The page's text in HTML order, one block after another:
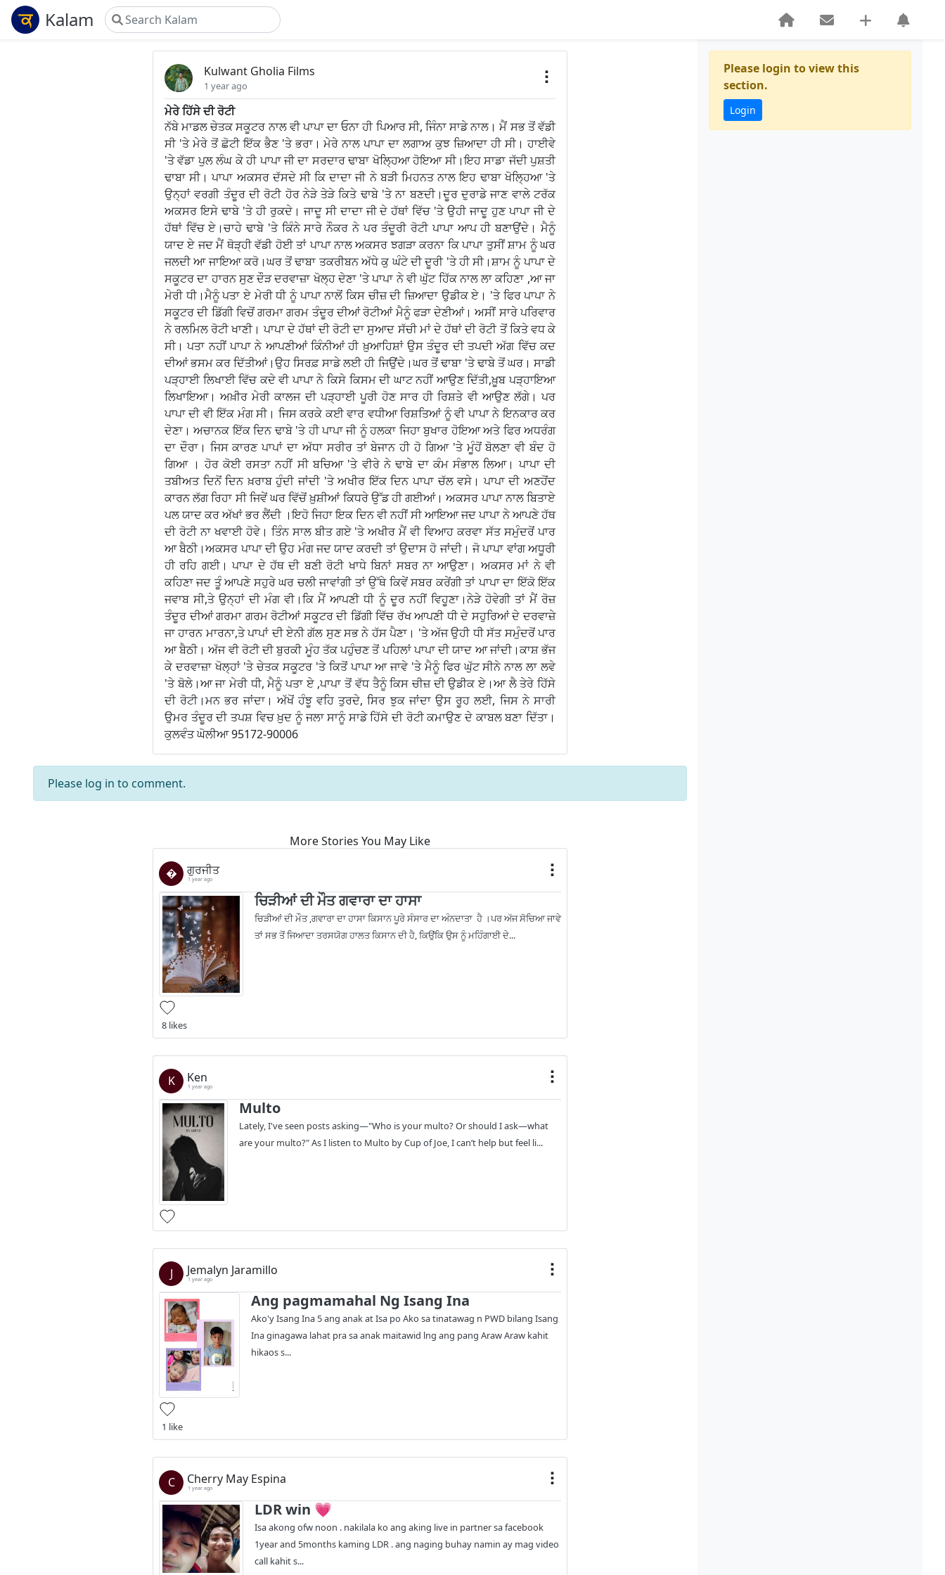
Kalam
Kulwant Gholia Films
1 year ago
ਮੇਰੇ ਹਿੱਸੇ ਦੀ ਰੋਟੀ
ਨੱਬੇ ਮਾਡਲ ਚੇਤਕ ਸਕੂਟਰ ਨਾਲ ਵੀ ਪਾਪਾ ਦਾ ਓਨਾ ਹੀ ਪਿਆਰ ਸੀ, ਜਿੰਨਾ ਸਾਡੇ ਨਾਲ। ਮੈਂ ਸਭ ਤੋਂ ਵੱਡੀ
ਸੀ 'ਤੇ ਮੇਰੇ ਤੋਂ ਛੋਟੀ ਇੱਕ ਭੈਣ 'ਤੇ ਭਰਾ। ਮੇਰੇ ਨਾਲ ਪਾਪਾ ਦਾ ਲਗਾਅ ਕੁਝ ਜ਼ਿਆਦਾ ਹੀ ਸੀ। ਹਾਈਵੇ
'ਤੇ ਵੱਡਾ ਪੁਲ ਲੰਘ ਕੇ ਹੀ ਪਾਪਾ ਜੀ ਦਾ ਸਰਦਾਰ ਢਾਬਾ ਖੋਲ੍ਹਿਆ ਹੋਇਆ ਸੀ।ਇਹ ਸਾਡਾ ਜੱਦੀ ਪੁਸ਼ਤੀ
ਢਾਬਾ ਸੀ। ਪਾਪਾ ਅਕਸਰ ਦੱਸਦੇ ਸੀ ਕਿ ਦਾਦਾ ਜੀ ਨੇ ਬੜੀ ਮਿਹਨਤ ਨਾਲ ਇਹ ਢਾਬਾ ਖੋਲ੍ਹਿਆ 'ਤੇ
ਉਨ੍ਹਾਂ ਵਰਗੀ ਤੰਦੂਰ ਦੀ ਰੋਟੀ ਹੋਰ ਨੇੜੇ ਤੇੜੇ ਕਿਤੇ ਢਾਬੇ 'ਤੇ ਨਾ ਬਣਦੀ।ਦੂਰ ਦੁਰਾਡੇ ਜਾਣ ਵਾਲੇ ਟਰੱਕ
ਅਕਸਰ ਇਸੇ ਢਾਬੇ 'ਤੇ ਹੀ ਰੁਕਦੇ। ਜਾਦੂ ਸੀ ਦਾਦਾ ਜੀ ਦੇ ਹੱਥਾਂ ਵਿੱਚ 'ਤੇ ਉਹੀ ਜਾਦੂ ਹੁਣ ਪਾਪਾ ਜੀ ਦੇ
ਹੱਥਾਂ ਵਿੱਚ ਏ।ਚਾਹੇ ਢਾਬੇ 'ਤੇ ਕਿੰਨੇ ਸਾਰੇ ਨੌਕਰ ਨੇ ਪਰ ਤੰਦੂਰੀ ਰੋਟੀ ਪਾਪਾ ਆਪ ਹੀ ਬਣਾਉਂਦੇ। ਮੈਨੂੰ
ਯਾਦ ਏ ਜਦ ਮੈਂ ਥੋੜ੍ਹੀ ਵੱਡੀ ਹੋਈ ਤਾਂ ਪਾਪਾ ਨਾਲ ਅਕਸਰ ਝਗੜਾ ਕਰਨਾ ਕਿ ਪਾਪਾ ਤੁਸੀਂ ਸ਼ਾਮ ਨੂੰ ਘਰ
ਜਲਦੀ ਆ ਜਾਇਆ ਕਰੋ।ਘਰ ਤੋਂ ਢਾਬਾ ਤਕਰੀਬਨ ਅੱਧੇ ਕੁ ਘੰਟੇ ਦੀ ਦੂਰੀ 'ਤੇ ਹੀ ਸੀ।ਸ਼ਾਮ ਨੂੰ ਪਾਪਾ ਦੇ
ਸਕੂਟਰ ਦਾ ਹਾਰਨ ਸੁਣ ਦੌੜ ਦਰਵਾਜ਼ਾ ਖੋਲ੍ਹ ਦੇਣਾ 'ਤੇ ਪਾਪਾ ਨੇ ਵੀ ਘੁੱਟ ਹਿੱਕ ਨਾਲ ਲਾ ਕਹਿਣਾ ,ਆ ਜਾ
ਮੇਰੀ ਧੀ।ਮੈਨੂੰ ਪਤਾ ਏ ਮੇਰੀ ਧੀ ਨੂੰ ਪਾਪਾ ਨਾਲੋਂ ਕਿਸ ਚੀਜ਼ ਦੀ ਜ਼ਿਆਦਾ ਉਡੀਕ ਏ। 'ਤੇ ਫਿਰ ਪਾਪਾ ਨੇ
ਸਕੂਟਰ ਦੀ ਡਿੱਗੀ ਵਿਚੋਂ ਗਰਮਾ ਗਰਮ ਤੰਦੂਰ ਦੀਆਂ ਰੋਟੀਆਂ ਮੈਨੂੰ ਫੜਾ ਦੇਣੀਆਂ। ਅਸੀਂ ਸਾਰੇ ਪਰਿਵਾਰ
ਨੇ ਰਲਮਿਲ ਰੋਟੀ ਖਾਣੀ। ਪਾਪਾ ਦੇ ਹੱਥਾਂ ਦੀ ਰੋਟੀ ਦਾ ਸੁਆਦ ਸੱਚੀ ਮਾਂ ਦੇ ਹੱਥਾਂ ਦੀ ਰੋਟੀ ਤੋਂ ਕਿਤੇ ਵਧ ਕੇ
ਸੀ। ਪਤਾ ਨਹੀਂ ਪਾਪਾ ਨੇ ਆਪਣੀਆਂ ਕਿੰਨੀਆਂ ਹੀ ਖ਼ੁਆਹਿਸ਼ਾਂ ਉਸ ਤੰਦੂਰ ਦੀ ਤਪਦੀ ਅੱਗ ਵਿੱਚ ਕਦ
ਦੀਆਂ ਭਸਮ ਕਰ ਦਿੱਤੀਆਂ।ਉਹ ਸਿਰਫ਼ ਸਾਡੇ ਲਈ ਹੀ ਜਿਉਂਦੇ।ਘਰ ਤੋਂ ਢਾਬਾ 'ਤੇ ਢਾਬੇ ਤੋਂ ਘਰ। ਸਾਡੀ
ਪੜ੍ਹਾਈ ਲਿਖਾਈ ਵਿੱਚ ਕਦੇ ਵੀ ਪਾਪਾ ਨੇ ਕਿਸੇ ਕਿਸਮ ਦੀ ਘਾਟ ਨਹੀਂ ਆਉਣ ਦਿੱਤੀ,ਖ਼ੂਬ ਪੜ੍ਹਾਇਆ
ਲਿਖਾਇਆ। ਅਖ਼ੀਰ ਮੇਰੀ ਕਾਲਜ ਦੀ ਪੜ੍ਹਾਈ ਪੂਰੀ ਹੋਣ ਸਾਰ ਹੀ ਰਿਸ਼ਤੇ ਵੀ ਆਉਣ ਲੱਗੇ। ਪਰ
ਪਾਪਾ ਦੀ ਵੀ ਇੱਕ ਮੰਗ ਸੀ। ਜਿਸ ਕਰਕੇ ਕਈ ਵਾਰ ਵਧੀਆ ਰਿਸ਼ਤਿਆਂ ਨੂੰ ਵੀ ਪਾਪਾ ਨੇ ਇਨਕਾਰ ਕਰ
ਦੇਣਾ। ਅਚਾਨਕ ਇੱਕ ਦਿਨ ਢਾਬੇ 'ਤੇ ਹੀ ਪਾਪਾ ਜੀ ਨੂੰ ਹਲਕਾ ਜਿਹਾ ਬੁਖਾਰ ਹੋਇਆ ਅਤੇ ਫਿਰ ਅਧਰੰਗ
ਦਾ ਦੌਰਾ। ਜਿਸ ਕਾਰਣ ਪਾਪਾਂ ਦਾ ਅੱਧਾ ਸਰੀਰ ਤਾਂ ਬੇਜਾਨ ਹੀ ਹੋ ਗਿਆ 'ਤੇ ਮੂੰਹੋਂ ਬੋਲਣਾ ਵੀ ਬੰਦ ਹੋ
ਗਿਆ । ਹੋਰ ਕੋਈ ਰਸਤਾ ਨਹੀਂ ਸੀ ਬਚਿਆ 'ਤੇ ਵੀਰੇ ਨੇ ਢਾਬੇ ਦਾ ਕੰਮ ਸੰਭਾਲ ਲਿਆ। ਪਾਪਾ ਦੀ
ਤਬੀਅਤ ਦਿਨੋਂ ਦਿਨ ਖ਼ਰਾਬ ਹੁੰਦੀ ਜਾਂਦੀ 'ਤੇ ਅਖੀਰ ਇੱਕ ਦਿਨ ਪਾਪਾ ਚੱਲ ਵਸੇ। ਪਾਪਾ ਦੀ ਅਣਹੋਂਦ
ਕਾਰਨ ਲੱਗ ਰਿਹਾ ਸੀ ਜਿਵੇਂ ਘਰ ਵਿੱਚੋਂ ਖ਼ੁਸ਼ੀਆਂ ਕਿਧਰੇ ਉੱਡ ਹੀ ਗਈਆਂ। ਅਕਸਰ ਪਾਪਾ ਨਾਲ ਬਿਤਾਏ
ਪਲ ਯਾਦ ਕਰ ਅੱਖਾਂ ਭਰ ਲੈਂਦੀ ।ਇਹੋ ਜਿਹਾ ਇਕ ਦਿਨ ਵੀ ਨਹੀਂ ਸੀ ਆਇਆ ਜਦ ਪਾਪਾ ਨੇ ਆਪਣੇ ਹੱਥ
ਦੀ ਰੋਟੀ ਨਾ ਖਵਾਈ ਹੋਵੇ। ਤਿੰਨ ਸਾਲ ਬੀਤ ਗਏ 'ਤੇ ਅਖੀਰ ਮੈਂ ਵੀ ਵਿਆਹ ਕਰਵਾ ਸੱਤ ਸਮੁੰਦਰੋਂ ਪਾਰ
ਆ ਬੈਠੀ।ਅਕਸਰ ਪਾਪਾ ਦੀ ਉਹ ਮੰਗ ਜਦ ਯਾਦ ਕਰਦੀ ਤਾਂ ਉਦਾਸ ਹੋ ਜਾਂਦੀ। ਜੋ ਪਾਪਾ ਵਾਂਗ ਅਧੂਰੀ
ਹੀ ਰਹਿ ਗਈ। ਪਾਪਾ ਦੇ ਹੱਥ ਦੀ ਬਣੀ ਰੋਟੀ ਖਾਧੇ ਬਿਨਾਂ ਸਬਰ ਨਾ ਆਉਣਾ। ਅਕਸਰ ਮਾਂ ਨੇ ਵੀ
ਕਹਿਣਾ ਜਦ ਤੂੰ ਆਪਣੇ ਸਹੁਰੇ ਘਰ ਚਲੀ ਜਾਵਾਂਗੀ ਤਾਂ ਉੱਥੇ ਕਿਵੇਂ ਸਬਰ ਕਰੇਂਗੀ ਤਾਂ ਪਾਪਾ ਦਾ ਇੱਕੋ ਇੱਕ
ਜਵਾਬ ਸੀ,ਤੇ ਉਨ੍ਹਾਂ ਦੀ ਮੰਗ ਵੀ।ਕਿ ਮੈਂ ਆਪਣੀ ਧੀ ਨੂੰ ਦੂਰ ਨਹੀਂ ਵਿਹੂਣਾ।ਨੇੜੇ ਹੋਵੇਗੀ ਤਾਂ ਮੈਂ ਰੋਜ਼
ਤੰਦੂਰ ਦੀਆਂ ਗਰਮਾ ਗਰਮ ਰੋਟੀਆਂ ਸਕੂਟਰ ਦੀ ਡਿੱਗੀ ਵਿੱਚ ਰੱਖ ਆਪਣੀ ਧੀ ਦੇ ਸਹੁਰਿਆਂ ਦੇ ਦਰਵਾਜ਼ੇ
ਜਾ ਹਾਰਨ ਮਾਰਨਾ,ਤੇ ਪਾਪਾਂ ਦੀ ਏਨੀ ਗੱਲ ਸੁਣ ਸਭ ਨੇ ਹੱਸ ਪੈਣਾ। 'ਤੇ ਅੱਜ ਉਹੀ ਧੀ ਸੱਤ ਸਮੁੰਦਰੋਂ ਪਾਰ
ਆ ਬੈਠੀ। ਅੱਜ ਵੀ ਰੋਟੀ ਦੀ ਬੁਰਕੀ ਮੂੰਹ ਤੱਕ ਪਹੁੰਚਣ ਤੋਂ ਪਹਿਲਾਂ ਪਾਪਾ ਦੀ ਯਾਦ ਆ ਜਾਂਦੀ।ਕਾਸ਼ ਭੱਜ
ਕੇ ਦਰਵਾਜ਼ਾ ਖੋਲ੍ਹਾਂ 'ਤੇ ਚੇਤਕ ਸਕੂਟਰ 'ਤੇ ਕਿਤੋਂ ਪਾਪਾ ਆ ਜਾਵੇ 'ਤੇ ਮੈਨੂੰ ਫਿਰ ਘੁੱਟ ਸੀਨੇ ਨਾਲ ਲਾ ਲਵੇ
'ਤੇ ਬੋਲੇ।ਆ ਜਾ ਮੇਰੀ ਧੀ, ਮੈਨੂੰ ਪਤਾ ਏ ,ਪਾਪਾ ਤੋਂ ਵੱਧ ਤੈਨੂੰ ਕਿਸ ਚੀਜ਼ ਦੀ ਉਡੀਕ ਏ।ਆ ਲੈ ਤੇਰੇ ਹਿੱਸੇ
ਦੀ ਰੋਟੀ।ਮਨ ਭਰ ਜਾਂਦਾ। ਅੱਖੋਂ ਹੰਝੂ ਵਹਿ ਤੁਰਦੇ, ਸਿਰ ਝੁਕ ਜਾਂਦਾ ਉਸ ਰੂਹ ਲਈ, ਜਿਸ ਨੇ ਸਾਰੀ
ਉਮਰ ਤੰਦੂਰ ਦੀ ਤਪਸ਼ ਵਿਚ ਖ਼ੁਦ ਨੂੰ ਜਲਾ ਸਾਨੂੰ ਸਾਡੇ ਹਿੱਸੇ ਦੀ ਰੋਟੀ ਕਮਾਉਣ ਦੇ ਕਾਬਲ ਬਣਾ ਦਿੱਤਾ।
ਕੁਲਵੰਤ ਘੋਲੀਆ 95172-90006
Please log in to comment.
More Stories You May Like
� ਗੁਰਜੀਤ
1 year ago
ਚਿੜੀਆਂ ਦੀ ਮੌਤ ਗਵਾਰਾ ਦਾ ਹਾਸਾ
ਚਿੜੀਆਂ ਦੀ ਮੌਤ ,ਗਵਾਰਾ ਦਾ ਹਾਸਾ ਕਿਸਾਨ ਪੂਰੇ ਸੰਸਾਰ ਦਾ ਅੰਨਦਾਤਾ ਹੈ ।ਪਰ ਅੱਜ ਸੋਚਿਆ ਜਾਵੇ
ਤਾਂ ਸਭ ਤੋਂ ਜਿਆਦਾ ਤਰਸਯੋਗ ਹਾਲਤ ਕਿਸਾਨ ਦੀ ਹੈ, ਕਿਉਂਕਿ ਉਸ ਨੂੰ ਮਹਿੰਗਾਈ ਦੇ...
8 likes
K Ken
1 year ago
Multo
Lately, I've seen posts asking—"Who is your multo? Or should I ask—what
are your multo?" As I listen to Multo by Cup of Joe, I can’t help but feel li...
J Jemalyn Jaramillo
1 year ago
Ang pagmamahal Ng Isang Ina
Ako'y Isang Ina 5 ang anak at Isa po Ako sa tinatawag n PWD bilang Isang
Ina ginagawa lahat pra sa anak maitawid lng ang pang Araw Araw kahit
hikaos s...
1 like
C Cherry May Espina
1 year ago
LDR win 💗
Isa akong ofw noon . nakilala ko ang aking live in partner sa facebook
1year and 5months kaming LDR . ang naging buhay namin ay mag video
call kahit s...
Please login to view this
section.
Login